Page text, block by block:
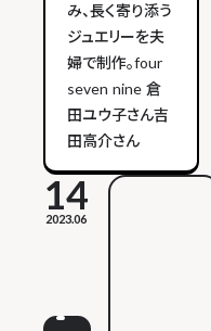
み、長く寄り添う
ジュエリーを夫
婦で制作。four
seven nine 倉
田ユウ子さん吉
田高介さん
14
2023.06